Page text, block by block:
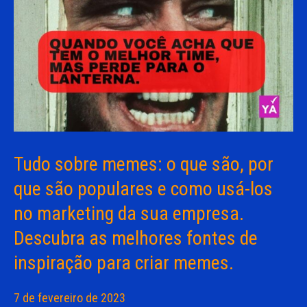
Tudo sobre memes: o que são, por
que são populares e como usá-los
no marketing da sua empresa.
Descubra as melhores fontes de
inspiração para criar memes.
7 de fevereiro de 2023